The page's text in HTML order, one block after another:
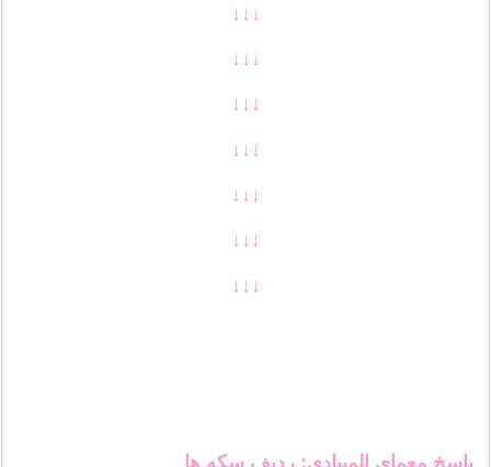
↓↓↓
↓↓↓
↓↓↓
↓↓↓
↓↓↓
↓↓↓
↓↓↓
پاسخ معمای المپیادی: ردیف سکه ها